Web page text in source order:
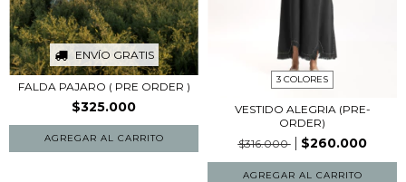
ENVÍO GRATIS
FALDA PAJARO ( PRE ORDER )
$325.000
3 COLORES
VESTIDO ALEGRIA (PRE-
ORDER)
$316.000
$260.000
AGREGAR AL CARRITO